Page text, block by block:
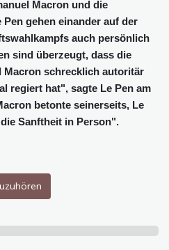
Macron und die
gehen einander auf der
auch persönlich
sind überzeugt, dass die
Macron schrecklich autoritär
regiert hat", sagte Le Pen am
betonte seinerseits, Le
Sanftheit in Person".